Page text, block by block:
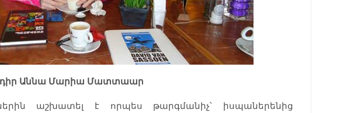
Աննա Մարիա Մատտաար
աշխատել է որպես թարգմանիչ՝ իսպաներենից